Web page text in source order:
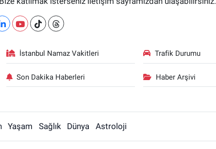
İstanbul Namaz Vakitleri Trafik Durumu
Son Dakika Haberleri Haber Arşivi
Yaşam Sağlık Dünya Astroloji